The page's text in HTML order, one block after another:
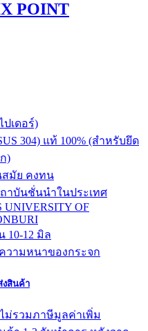
POINT
เดอร์)
304) แท้ 100% (สำหรับยึด
)
มัย คงทน
าบันชั่นนำในประเทศ
UNIVERSITY OF
10-12 มิล
วามหนาของกระจก
งสินค้า
ม่รวมภาษีมูลค่าเพิ่ม